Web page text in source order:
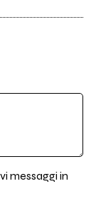
messaggi in